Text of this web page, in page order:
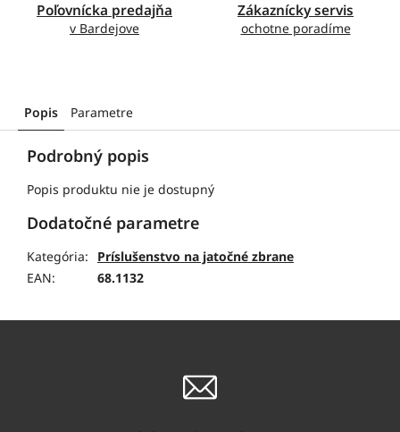
Poľovnícka predajňa
v Bardejove
Zákaznícky servis
ochotne poradíme
Popis Parametre
Podrobný popis
Popis produktu nie je dostupný
Dodatočné parametre
Kategória:
Príslušenstvo na jatočné zbrane
EAN: 68.1132